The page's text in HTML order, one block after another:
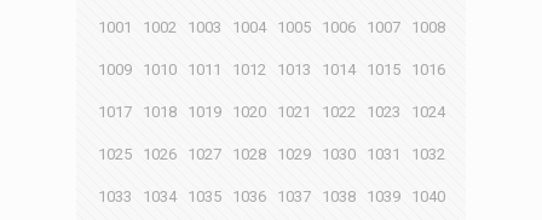
1001 1002 1003 1004 1005 1006 1007 1008
1009 1010 1011 1012 1013 1014 1015 1016
1017 1018 1019 1020 1021 1022 1023 1024
1025 1026 1027 1028 1029 1030 1031 1032
1033 1034 1035 1036 1037 1038 1039 1040